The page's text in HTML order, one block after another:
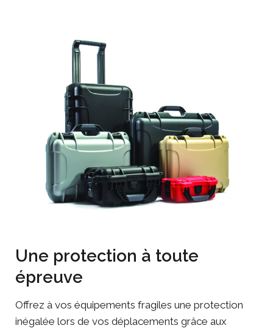
Une protection à toute
épreuve
Offrez à vos équipements fragiles une protection
inégalée lors de vos déplacements grâce aux